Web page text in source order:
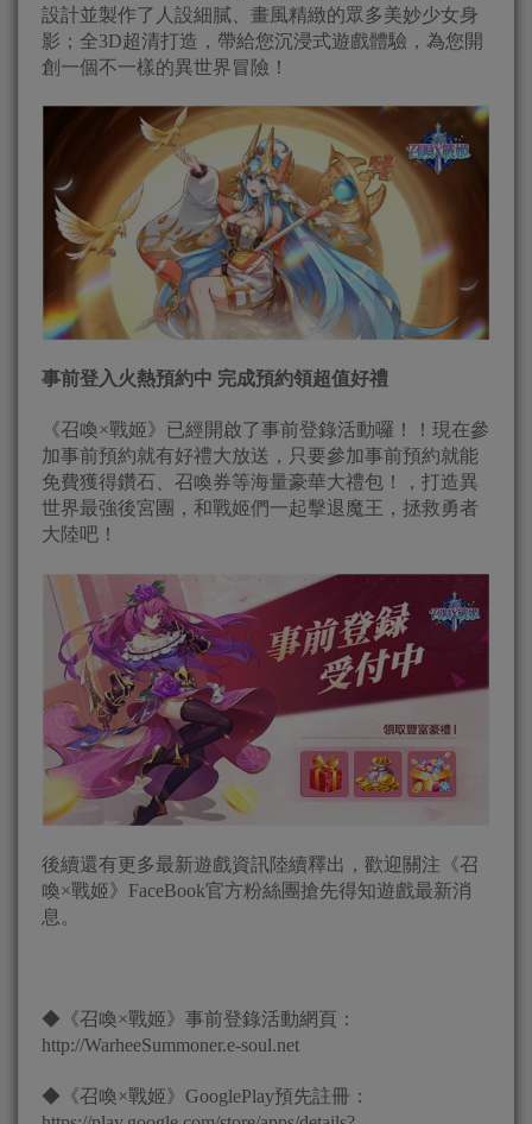
設計並製作了人設細膩、畫風精緻的眾多美妙少女身
影；全3D超清打造，帶給您沉浸式遊戲體驗，為您開
創一個不一樣的異世界冒險！
事前登入火熱預約中 完成預約領超值好禮
《召喚×戰姬》已經開啟了事前登錄活動囉！！現在參
加事前預約就有好禮大放送，只要參加事前預約就能
免費獲得鑽石、召喚券等海量豪華大禮包！，打造異
世界最強後宮團，和戰姬們一起擊退魔王，拯救勇者
大陸吧！
後續還有更多最新遊戲資訊陸續釋出，歡迎關注《召
喚×戰姬》FaceBook官方粉絲團搶先得知遊戲最新消
息。
◆《召喚×戰姬》事前登錄活動網頁：
http://WarheeSummoner.e-soul.net
◆《召喚×戰姬》GooglePlay預先註冊：